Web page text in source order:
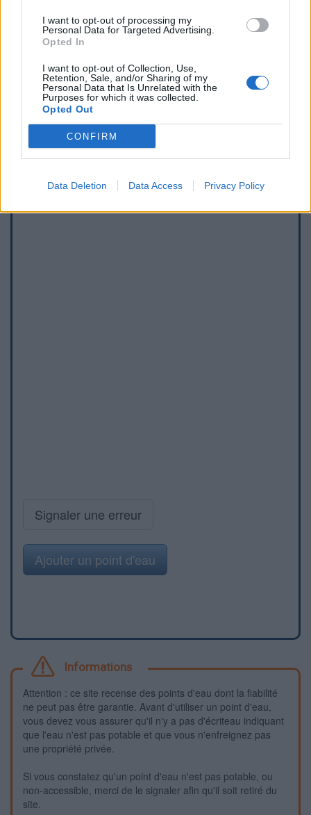
I want to opt-out of processing my
Personal Data for Targeted Advertising.
Opted In
I want to opt-out of Collection, Use,
Retention, Sale, and/or Sharing of my
Personal Data that Is Unrelated with the
Purposes for which it was collected.
Opted Out
CONFIRM
Data Deletion Data Access Privacy Policy
Signaler une erreur
Ajouter un point d'eau
Informations
Attention : ce site recense des points d'eau dont la fiabilité
ne peut pas être garantie. Avant d'utiliser un point d'eau,
vous devez vous assurer qu'il n'y a pas d'écriteau indiquant
que l'eau n'est pas potable et que vous n'enfreignez pas
une propriété privée.
Si vous constatez qu'un point d'eau n'est pas potable, ou
non-accessible, merci de le signaler afin qu'il soit retiré du
site.